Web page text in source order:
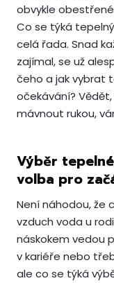
obvykle
Co se týká
celá řada. Snad
zajímal, se už
čeho a jak vybrat
očekávání?
mávnout rukou,
Výběr
volba pro
Není náhodou, že
vzduch voda u
náskokem vedou
v kariéře nebo
ale co se týká